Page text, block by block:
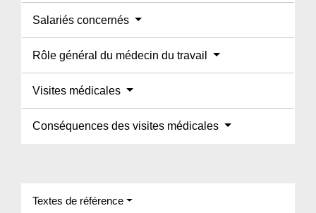
Salariés concernés
Rôle général du médecin du travail
Visites médicales
Conséquences des visites médicales
Textes de référence